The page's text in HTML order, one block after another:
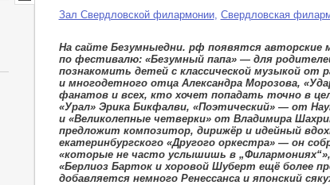
Зал Свердловской филармонии, Свердловская
На сайте Безумныедни. рф появятся
по фестивалю: «Безумный папа» — для
познакомить детей с классической музыкой от
и многодетного отца Александра Морозова,
фанатов и всех, кто хочет попадать точно в
«Урал» Эрика Бикфалви, «Поэтический» — от
и «Великолепные четверки» от Владимира
предложит композитор, дирижёр и идейный
екатеринбургского «Другого оркестра» — он
«которые не часто услышишь в
«Берлиоз Барток и хоровой Шуберт ещё более
добавляется немного Ренессанса и японский
LiveJournal